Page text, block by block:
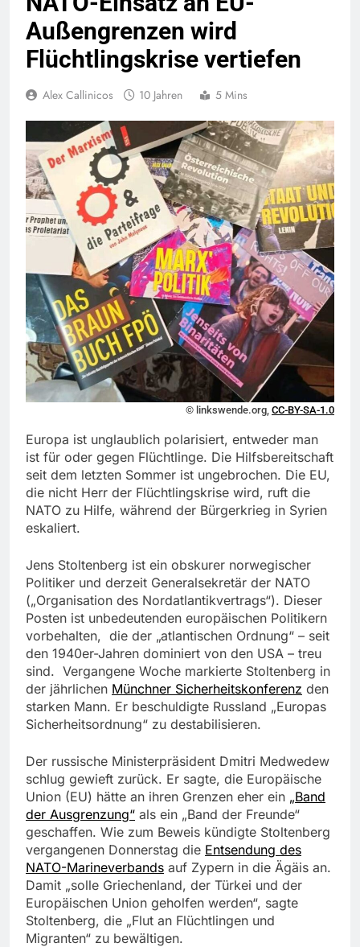
Außengrenzen wird
Flüchtlingskrise vertiefen
Alex Callinicos 10 Jahren 5 Mins
© linkswende.org, CC-BY-SA-1.0
Europa ist unglaublich polarisiert, entweder man
ist für oder gegen Flüchtlinge. Die Hilfsbereitschaft
seit dem letzten Sommer ist ungebrochen. Die EU,
die nicht Herr der Flüchtlingskrise wird, ruft die
NATO zu Hilfe, während der Bürgerkrieg in Syrien
eskaliert.
Jens Stoltenberg ist ein obskurer norwegischer
Politiker und derzeit Generalsekretär der NATO
(„Organisation des Nordatlantikvertrags“). Dieser
Posten ist unbedeutenden europäischen Politikern
vorbehalten, die der „atlantischen Ordnung“ – seit
den 1940er-Jahren dominiert von den USA – treu
sind. Vergangene Woche markierte Stoltenberg in
der jährlichen Münchner Sicherheitskonferenz den
starken Mann. Er beschuldigte Russland „Europas
Sicherheitsordnung“ zu destabilisieren.
Der russische Ministerpräsident Dmitri Medwedew
schlug gewieft zurück. Er sagte, die Europäische
Union (EU) hätte an ihren Grenzen eher ein „Band
der Ausgrenzung“ als ein „Band der Freunde“
geschaffen. Wie zum Beweis kündigte Stoltenberg
vergangenen Donnerstag die Entsendung des
NATO-Marineverbands auf Zypern in die Ägäis an.
Damit „solle Griechenland, der Türkei und der
Europäischen Union geholfen werden“, sagte
Stoltenberg, die „Flut an Flüchtlingen und
Migranten“ zu bewältigen.